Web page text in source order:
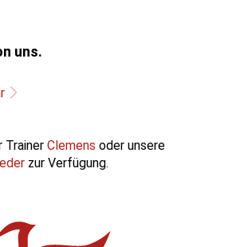
uns.
Trainer Clemens oder unsere
zur Verfügung.